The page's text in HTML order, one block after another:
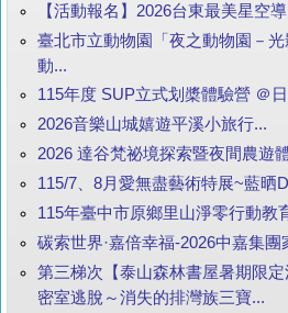
【活動報名】2026台東最美星空
臺北市立動物園「夜之動物園－
動...
115年度 SUP立式划槳體驗營 ＠
2026音樂山城嬉遊平溪小旅行...
2026 達谷梵祕境探索暨夜間農遊
115/7、8月愛無盡藝術特展~藍晒
115年臺中市原鄉里山淨零行動教
碳索世界·嘉倍幸福-2026中嘉集團
第三梯次【泰山森林書屋暑期限
密室逃脫～消失的排灣族三寶...